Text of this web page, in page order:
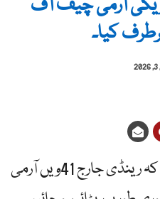
آرمی چیف آف
کیا۔
پینٹاگون نے تصدیق کی ہے کہ رینڈی جارج 41ویں آرمی